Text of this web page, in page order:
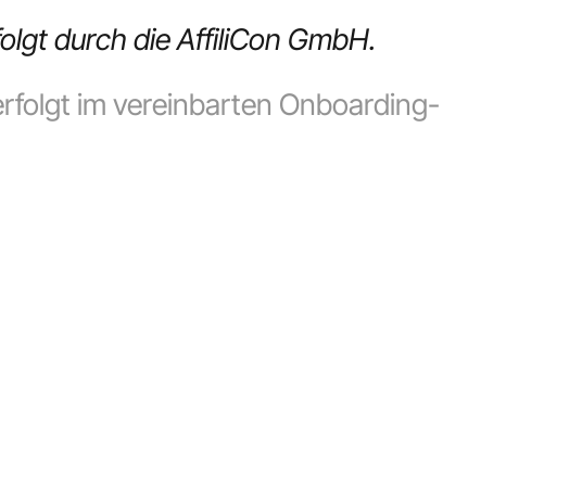
durch die AffiliCon GmbH.
im vereinbarten Onboarding-